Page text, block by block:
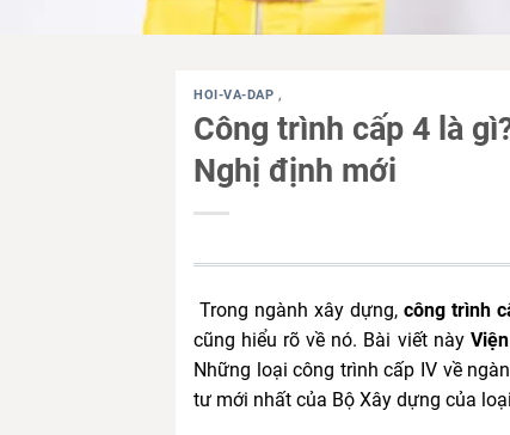
HOI-VA-DAP,
Công trình cấp 4 là
Nghị định mới
Trong ngành xây dựng,công trình
cũng hiểu rõ về nó. Bài viết này
Những loại công trình cấp IV về
tư mới nhất của Bộ Xây dựng của